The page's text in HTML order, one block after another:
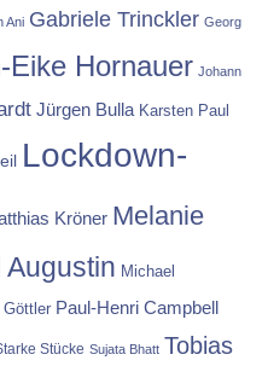
Ani Gabriele Trinckler Georg
Eike Hornauer Johann
Jürgen Bulla Karsten Paul
Lockdown-
Kröner Melanie
Augustin Michael
Göttler Paul-Henri Campbell
Stücke Sujata Bhatt Tobias